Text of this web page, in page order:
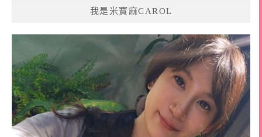
我是米寶麻CAROL